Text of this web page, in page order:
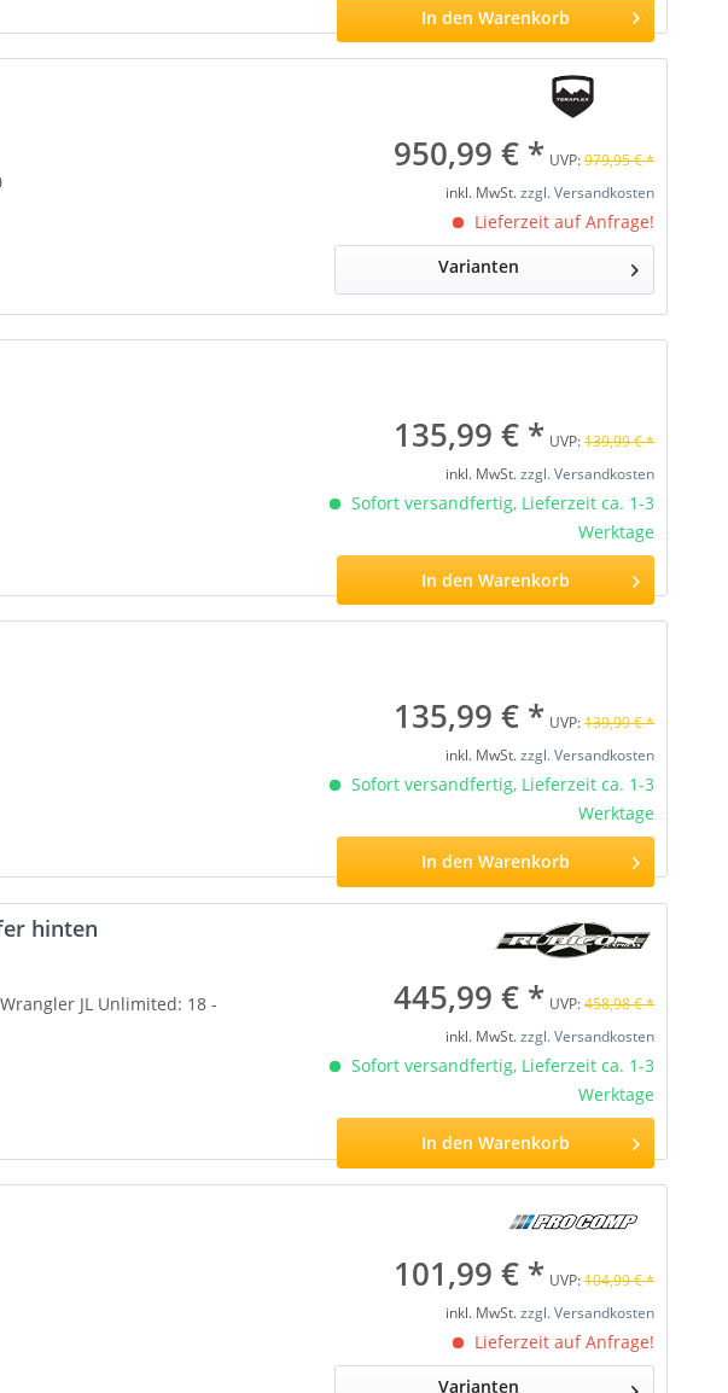
In den Warenkorb
950,99 € * UVP:979,95 € *
inkl. MwSt.zzgl. Versandkosten
Lieferzeit auf Anfrage!
Varianten
135,99 € * UVP:139,99 € *
inkl. MwSt.zzgl. Versandkosten
Sofort versandfertig, Lieferzeit ca. 1-3
Werktage
In den Warenkorb
135,99 € * UVP:139,99 € *
inkl. MwSt.zzgl. Versandkosten
Sofort versandfertig, Lieferzeit ca. 1-3
Werktage
In den Warenkorb
hinten
JL Unlimited: 18 -
445,99 € * UVP:458,98 € *
inkl. MwSt.zzgl. Versandkosten
Sofort versandfertig, Lieferzeit ca. 1-3
Werktage
In den Warenkorb
101,99 € * UVP:104,99 € *
inkl. MwSt.zzgl. Versandkosten
Lieferzeit auf Anfrage!
Varianten